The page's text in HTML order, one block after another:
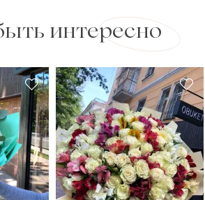
интересно